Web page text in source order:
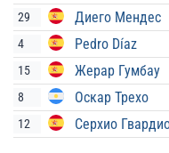
29 Диего Мендес
4 Pedro Díaz
15 Жерар Гумбау
8 Оскар Трехо
12 Серхио